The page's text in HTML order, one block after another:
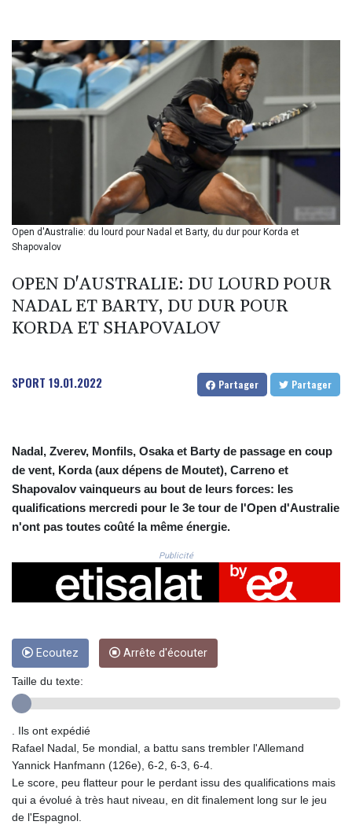
BMD 1.153523
BND 1.477975
BOB 13.708472
BRL 5.882279
BSD 1.153383
BTN 109.752598
BWP 15.568217
BYN 3.434433
BYR 22609.049164
BZD 2.319643
CAD 1.616126
CDF 2606.961815
CLP 1055.612189
CNY 7.785184
CNH 7.782807
CUC 1.153523
CUP 30.568357
DKK 7.475497
DOP 67.329861
DZD 153.461287
EGP 57.417408
ERN 17.302844
FJD 2.553842
FKP 0.857346
GBP 0.857708
GHS 13.535365
GIP 0.857346
GNF 10130.304785
HKD 9.049284
HNL 30.914302
HRK 7.536546
HTG 150.809283
Open d'Australie: du lourd pour Nadal et Barty, du dur pour Korda et
Shapovalov
OPEN D'AUSTRALIE: DU LOURD POUR
NADAL ET BARTY, DU DUR POUR
KORDA ET SHAPOVALOV
SPORT 19.01.2022 Partager Partager
Nadal, Zverev, Monfils, Osaka et Barty de passage en coup
de vent, Korda (aux dépens de Moutet), Carreno et
Shapovalov vainqueurs au bout de leurs forces: les
qualifications mercredi pour le 3e tour de l'Open d'Australie
n'ont pas toutes coûté la même énergie.
Publicité
Ecoutez Arrête d'écouter
Taille du texte:
. Ils ont expédié
Rafael Nadal, 5e mondial, a battu sans trembler l'Allemand
Yannick Hanfmann (126e), 6-2, 6-3, 6-4.
Le score, peu flatteur pour le perdant issu des qualifications mais
qui a évolué à très haut niveau, en dit finalement long sur le jeu
de l'Espagnol.